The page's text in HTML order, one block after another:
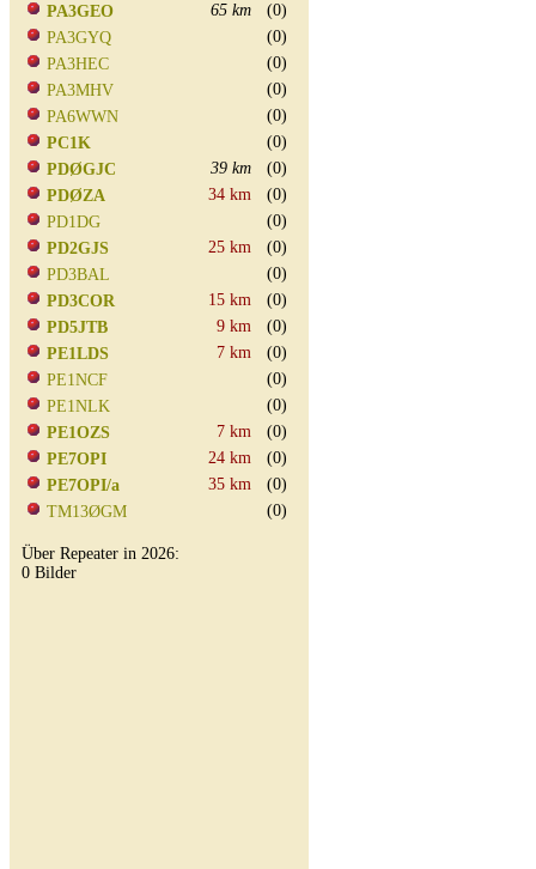
PA3GEO
65 km
(0)
PA3GYQ
(0)
PA3HEC
(0)
PA3MHV
(0)
PA6WWN
(0)
PC1K
(0)
PDØGJC
39 km
(0)
PDØZA
34 km
(0)
PD1DG
(0)
PD2GJS
25 km
(0)
PD3BAL
(0)
PD3COR
15 km
(0)
PD5JTB
9 km
(0)
PE1LDS
7 km
(0)
PE1NCF
(0)
PE1NLK
(0)
PE1OZS
7 km
(0)
PE7OPI
24 km
(0)
PE7OPI/a
35 km
(0)
TM13ØGM
(0)
Über Repeater in 2026:
0 Bilder